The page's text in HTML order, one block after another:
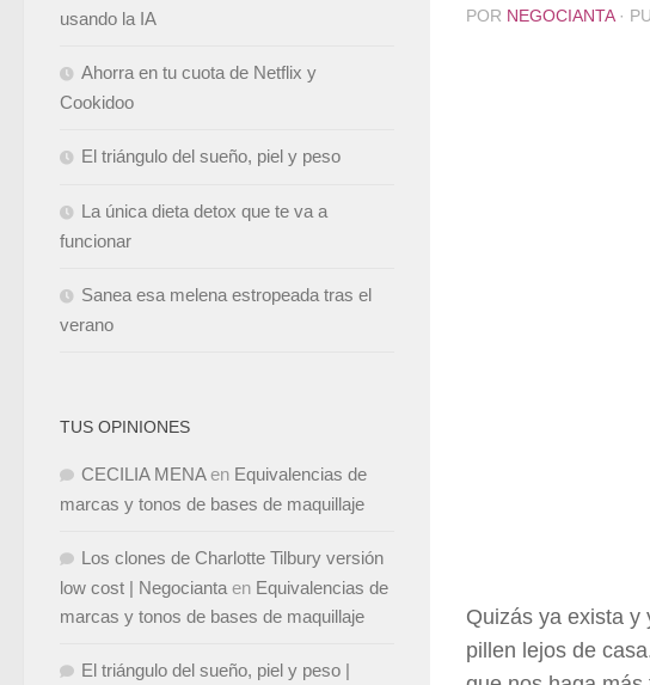
POR NEGOCIANTA ·
Quizás ya exista y
pillen lejos de
usando la IA
Ahorra en tu cuota de Netflix y
Cookidoo
El triángulo del sueño, piel y peso
La única dieta detox que te va a
funcionar
Sanea esa melena estropeada tras el
verano
TUS OPINIONES
CECILIA MENAen Equivalencias de
marcas y tonos de bases de maquillaje
Los clones de Charlotte Tilbury versión
low cost | Negocianta en Equivalencias de
marcas y tonos de bases de maquillaje
El triángulo del sueño, piel y peso |